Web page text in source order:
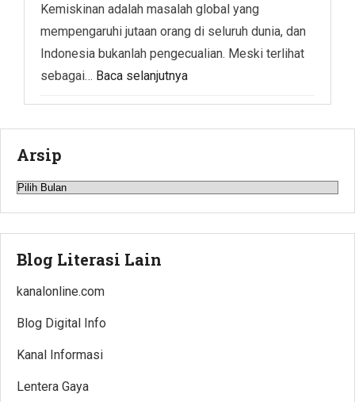
Kemiskinan adalah masalah global yang
mempengaruhi jutaan orang di seluruh dunia, dan
Indonesia bukanlah pengecualian. Meski terlihat
sebagai… Baca selanjutnya
Arsip
Arsip
Blog Literasi Lain
kanalonline.com
Blog Digital Info
Kanal Informasi
Lentera Gaya